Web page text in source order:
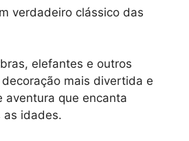
verdadeiro clássico das
elefantes e outros
mais divertida e
aventura que encanta
as idades.